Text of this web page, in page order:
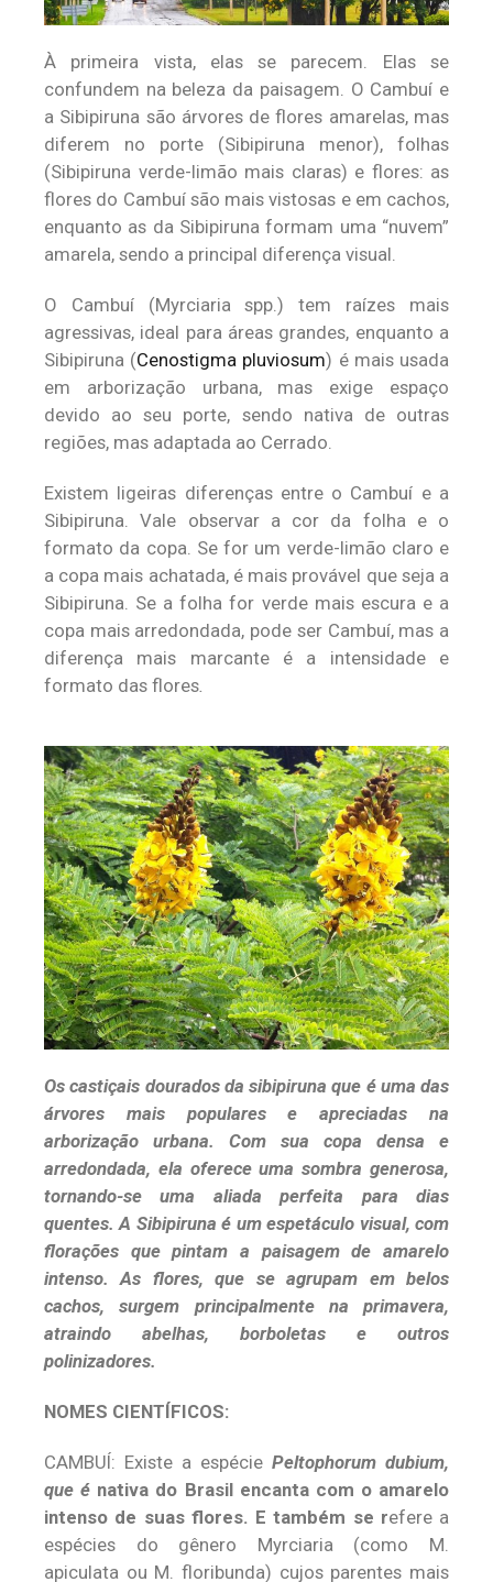
À primeira vista, elas se parecem. Elas se
confundem na beleza da paisagem. O Cambuí e
a Sibipiruna são árvores de flores amarelas, mas
diferem no porte (Sibipiruna menor), folhas
(Sibipiruna verde-limão mais claras) e flores: as
flores do Cambuí são mais vistosas e em cachos,
enquanto as da Sibipiruna formam uma “nuvem”
amarela, sendo a principal diferença visual.
O Cambuí (Myrciaria spp.) tem raízes mais
agressivas, ideal para áreas grandes, enquanto a
Sibipiruna (Cenostigma pluviosum) é mais usada
em arborização urbana, mas exige espaço
devido ao seu porte, sendo nativa de outras
regiões, mas adaptada ao Cerrado.
Existem ligeiras diferenças entre o Cambuí e a
Sibipiruna. Vale observar a cor da folha e o
formato da copa. Se for um verde-limão claro e
a copa mais achatada, é mais provável que seja a
Sibipiruna. Se a folha for verde mais escura e a
copa mais arredondada, pode ser Cambuí, mas a
diferença mais marcante é a intensidade e
formato das flores
Os castiçais dourados da sibipiruna que é uma das
árvores mais populares e apreciadas na
arborização urbana. Com sua copa densa e
arredondada, ela oferece uma sombra generosa,
tornando-se uma aliada perfeita para dias
quentes. A Sibipiruna é um espetáculo visual, com
florações que pintam a paisagem de amarelo
intenso. As flores, que se agrupam em belos
cachos, surgem principalmente na primavera,
atraindo abelhas, borboletas e outros
polinizadores.
NOMES CIENTÍFICOS:
CAMBUÍ: Existe a espécie Peltophorum dubium,
que é nativa do Brasil encanta com o amarelo
intenso de suas flores. E também se refere a
espécies do gênero Myrciaria (como M.
apiculata ou M. floribunda) cujos parentes mais